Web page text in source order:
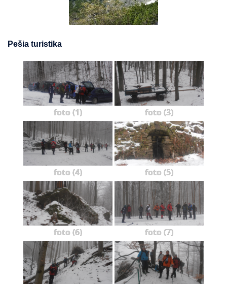
Pešia turistika
foto (1) foto (3)
foto (4) foto (5)
foto (6) foto (7)